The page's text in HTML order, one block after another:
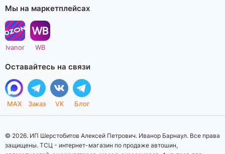
Мы на маркетплейсах
Ivanor WB
Оставайтесь на связи
MAX Заказ VK Блог
© 2026. ИП Шерстобитов Алексей Петрович. Иванор Барнаул. Все права
защищены. ТСЦ - интернет-магазин по продаже автошин,